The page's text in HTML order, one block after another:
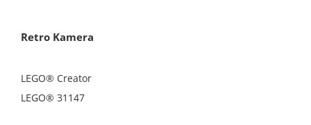
Retro Kamera
LEGO® Creator
LEGO® 31147